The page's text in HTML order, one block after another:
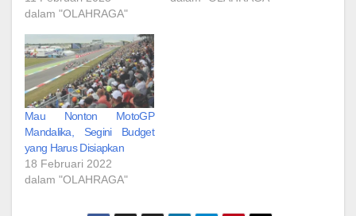
dalam "OLAHRAGA"
Mau Nonton MotoGP
Mandalika, Segini Budget
yang Harus Disiapkan
18 Februari 2022
dalam "OLAHRAGA"